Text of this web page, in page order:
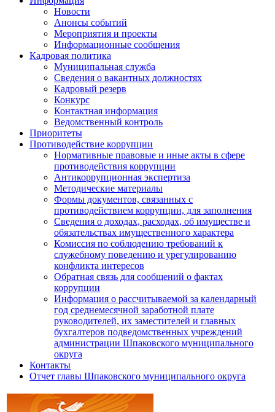
Новости
Анонсы событий
Мероприятия и проекты
Информационные сообщения
Кадровая политика
Муниципальная служба
Сведения о вакантных должностях
Кадровый резерв
Конкурс
Контактная информация
Ведомственный контроль
Приоритеты
Противодействие коррупции
Нормативные правовые и иные акты в сфере
противодействия коррупции
Антикоррупционная экспертиза
Методические материалы
Формы документов, связанных с
противодействием коррупции, для заполнения
Сведения о доходах, расходах, об имуществе и
обязательствах имущественного характера
Комиссия по соблюдению требований к
служебному поведению и урегулированию
конфликта интересов
Обратная связь для сообщений о фактах
коррупции
Информация о рассчитываемой за календарный
год среднемесячной заработной плате
руководителей, их заместителей и главных
бухгалтеров подведомственных учреждений
администрации Шпаковского муниципального
округа
Контакты
Отчет главы Шпаковского муниципального округа